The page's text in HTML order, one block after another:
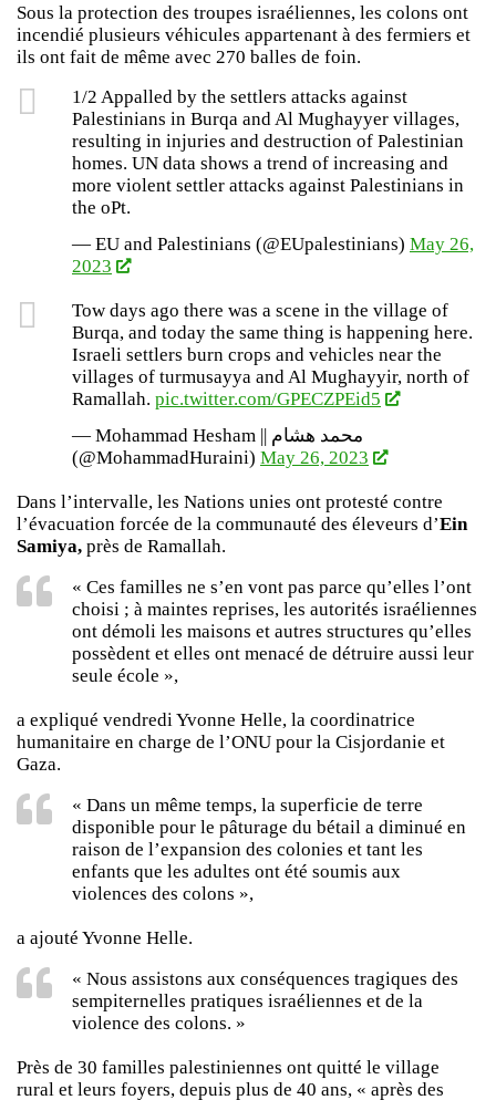
Sous la protection des troupes israéliennes, les colons ont
incendié plusieurs véhicules appartenant à des fermiers et
ils ont fait de même avec 270 balles de foin.
1/2 Appalled by the settlers attacks against
Palestinians in Burqa and Al Mughayyer villages,
resulting in injuries and destruction of Palestinian
homes. UN data shows a trend of increasing and
more violent settler attacks against Palestinians in
the oPt.
— EU and Palestinians (@EUpalestinians) May 26,
2023
Tow days ago there was a scene in the village of
Burqa, and today the same thing is happening here.
Israeli settlers burn crops and vehicles near the
villages of turmusayya and Al Mughayyir, north of
Ramallah. pic.twitter.com/GPECZPEid5
— Mohammad Hesham || محمد هشام
(@MohammadHuraini) May 26, 2023
Dans l’intervalle, les Nations unies ont protesté contre
l’évacuation forcée de la communauté des éleveurs d’Ein
Samiya, près de Ramallah.
« Ces familles ne s’en vont pas parce qu’elles l’ont
choisi ; à maintes reprises, les autorités israéliennes
ont démoli les maisons et autres structures qu’elles
possèdent et elles ont menacé de détruire aussi leur
seule école »,
a expliqué vendredi Yvonne Helle, la coordinatrice
humanitaire en charge de l’ONU pour la Cisjordanie et
Gaza.
« Dans un même temps, la superficie de terre
disponible pour le pâturage du bétail a diminué en
raison de l’expansion des colonies et tant les
enfants que les adultes ont été soumis aux
violences des colons »,
a ajouté Yvonne Helle.
« Nous assistons aux conséquences tragiques des
sempiternelles pratiques israéliennes et de la
violence des colons. »
Près de 30 familles palestiniennes ont quitté le village
rural et leurs foyers, depuis plus de 40 ans, « après des